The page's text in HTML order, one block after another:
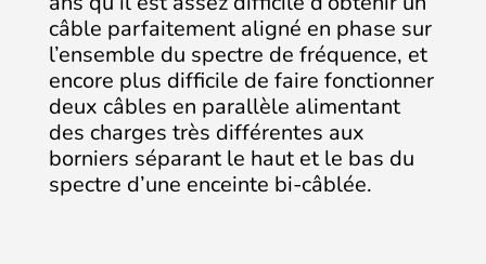
câble parfaitement aligné en phase sur
l’ensemble du spectre de fréquence, et
encore plus difficile de faire fonctionner
deux câbles en parallèle alimentant
des charges très différentes aux
borniers séparant le haut et le bas du
spectre d’une enceinte bi-câblée.